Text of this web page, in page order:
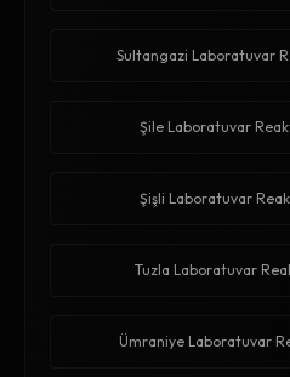
Sultangazi Laboratuvar
Şile Laboratuvar
Şişli Laboratuvar
Tuzla Laboratuvar
Ümraniye Laboratuvar